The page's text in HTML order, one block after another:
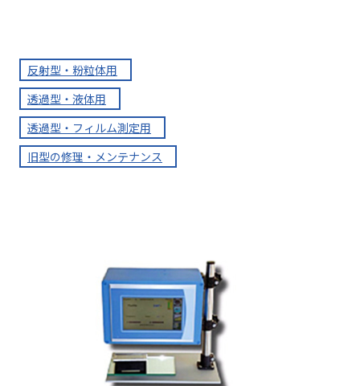
反射型・粉粒体用
透過型・液体用
透過型・フィルム測定用
旧型の修理・メンテナンス